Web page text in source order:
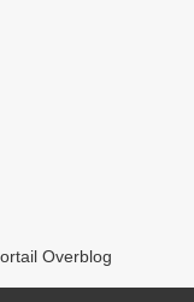
Overblog